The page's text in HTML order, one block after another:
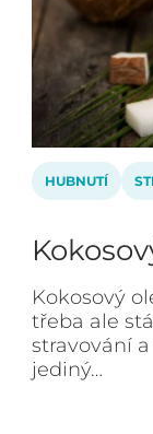
HUBNUTÍ
Kokosový
třeba ale
stravování
jediný…